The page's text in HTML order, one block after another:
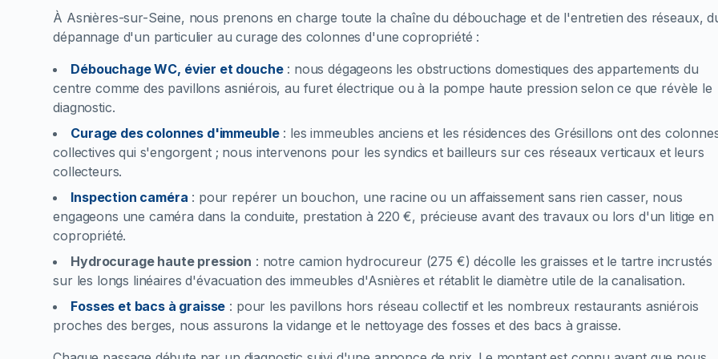
À Asnières-sur-Seine, nous prenons en charge toute la chaîne du débouchage et de l'entretien des réseaux,
dépannage d'un particulier au curage des colonnes d'une copropriété :
Débouchage WC, évier et douche: nous dégageons les obstructions domestiques des appartements du
centre comme des pavillons asniérois, au furet électrique ou à la pompe haute pression selon ce que révèle le
diagnostic.
Curage des colonnes d'immeuble: les immeubles anciens et les résidences des Grésillons ont des
collectives qui s'engorgent ; nous intervenons pour les syndics et bailleurs sur ces réseaux verticaux et leurs
collecteurs.
Inspection caméra : pour repérer un bouchon, une racine ou un affaissement sans rien casser, nous
engageons une caméra dans la conduite, prestation à 220 €, précieuse avant des travaux ou lors d'un litige en
copropriété.
Hydrocurage haute pression : notre camion hydrocureur (275 €) décolle les graisses et le tartre incrustés
sur les longs linéaires d'évacuation des immeubles d'Asnières et rétablit le diamètre utile de la canalisation.
Fosses et bacs à graisse : pour les pavillons hors réseau collectif et les nombreux restaurants asniérois
proches des berges, nous assurons la vidange et le nettoyage des fosses et des bacs à graisse.